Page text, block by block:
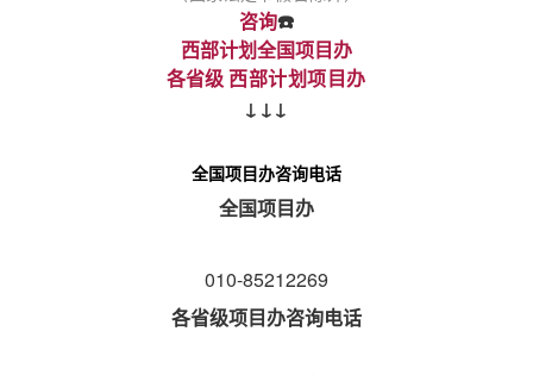
咨询☎️
西部计划全国项目办
各省级 西部计划项目办
↓↓↓
全国项目办咨询电话
全国项目办
010-85212269
各省级项目办咨询电话